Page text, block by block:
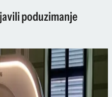
poduzimanje